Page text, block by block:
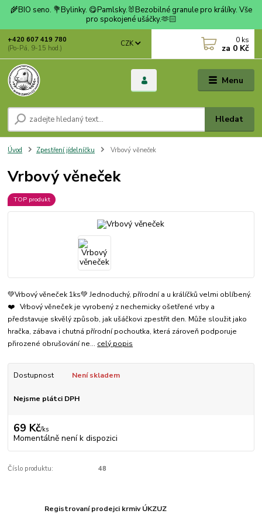
🌾BIO seno. 💐Bylinky. 😋Pamlsky.🐰Bezobilné granule pro králíky. Vše
pro spokojené ušáčky.🫶🏻
Menu
CZK
Hledat
+420 607 419 780
(Po-Pá, 9-15 hod.)
0 ks
za 0 Kč
Úvod Zpestření jídelníčku Vrbový věneček
Vrbový věneček
TOP produkt
💚Vrbový věneček 1ks💚 Jednoduchý, přírodní a u králíčků velmi oblíbený.
❤️ Vrbový věneček je vyrobený z nechemicky ošetřené vrby a
představuje skvělý způsob, jak ušáčkovi zpestřit den. Může sloužit jako
hračka, zábava i chutná přírodní pochoutka, která zároveň podporuje
přirozené obrušování ne... celý popis
Dostupnost Není skladem
Nejsme plátci DPH
69 Kč/ks
Momentálně není k dispozici
Číslo produktu: 48
Registrovaní prodejci krmiv ÚKZUZ